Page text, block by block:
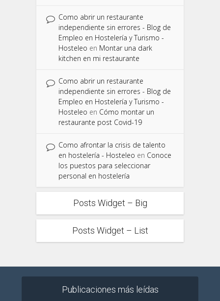
Como abrir un restaurante
independiente sin errores - Blog de
Empleo en Hostelería y Turismo -
Hosteleo en Montar una dark
kitchen en mi restaurante
Como abrir un restaurante
independiente sin errores - Blog de
Empleo en Hostelería y Turismo -
Hosteleo en Cómo montar un
restaurante post Covid-19
Como afrontar la crisis de talento
en hostelería - Hosteleo en Conoce
los puestos para seleccionar
personal en hostelería
Posts Widget – Big
Posts Widget – List
Publicaciones más leídas